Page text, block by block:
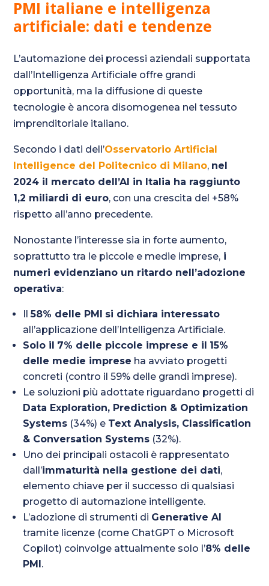
PMI italiane e intelligenza
artificiale: dati e tendenze
L’automazione dei processi aziendali supportata
dall’Intelligenza Artificiale offre grandi
opportunità, ma la diffusione di queste
tecnologie è ancora disomogenea nel tessuto
imprenditoriale italiano.
Secondo i dati dell’Osservatorio Artificial
Intelligence del Politecnico di Milano, nel
2024 il mercato dell’AI in Italia ha raggiunto
1,2 miliardi di euro, con una crescita del +58%
rispetto all’anno precedente.
Nonostante l’interesse sia in forte aumento,
soprattutto tra le piccole e medie imprese, i
numeri evidenziano un ritardo nell’adozione
operativa:
Il58% delle PMI si dichiara interessato
all’applicazione dell’Intelligenza Artificiale.
Solo il 7% delle piccole imprese e il 15%
delle medie imprese ha avviato progetti
concreti (contro il 59% delle grandi imprese).
Le soluzioni più adottate riguardano progetti di
Data Exploration, Prediction & Optimization
Systems (34%) e Text Analysis, Classification
& Conversation Systems (32%).
Uno dei principali ostacoli è rappresentato
dall’immaturità nella gestione dei dati,
elemento chiave per il successo di qualsiasi
progetto di automazione intelligente.
L’adozione di strumenti di Generative AI
tramite licenze (come ChatGPT o Microsoft
Copilot) coinvolge attualmente solo l’8% delle
PMI.